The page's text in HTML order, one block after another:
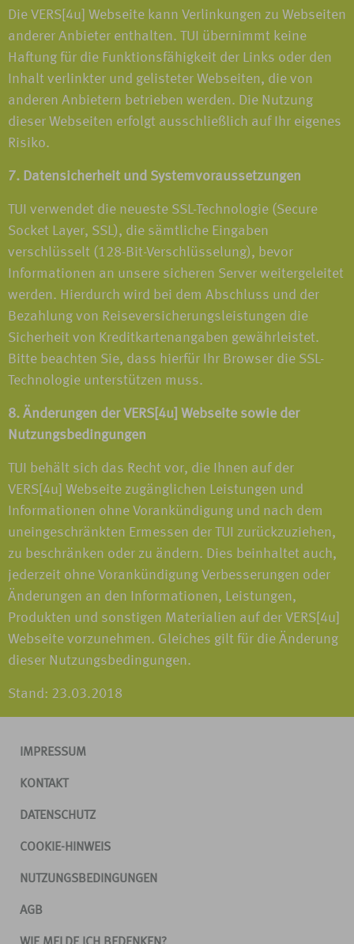
Die VERS[4u] Webseite kann Verlinkungen zu Webseiten
anderer Anbieter enthalten. TUI übernimmt keine
Haftung für die Funktionsfähigkeit der Links oder den
Inhalt verlinkter und gelisteter Webseiten, die von
anderen Anbietern betrieben werden. Die Nutzung
dieser Webseiten erfolgt ausschließlich auf Ihr eigenes
Risiko.
7. Datensicherheit und Systemvoraussetzungen
TUI verwendet die neueste SSL-Technologie (Secure
Socket Layer, SSL), die sämtliche Eingaben
verschlüsselt (128-Bit-Verschlüsselung), bevor
Informationen an unsere sicheren Server weitergeleitet
werden. Hierdurch wird bei dem Abschluss und der
Bezahlung von Reiseversicherungsleistungen die
Sicherheit von Kreditkartenangaben gewährleistet.
Bitte beachten Sie, dass hierfür Ihr Browser die SSL-
Technologie unterstützen muss.
8. Änderungen der VERS[4u] Webseite sowie der
Nutzungsbedingungen
TUI behält sich das Recht vor, die Ihnen auf der
VERS[4u] Webseite zugänglichen Leistungen und
Informationen ohne Vorankündigung und nach dem
uneingeschränkten Ermessen der TUI zurückzuziehen,
zu beschränken oder zu ändern. Dies beinhaltet auch,
jederzeit ohne Vorankündigung Verbesserungen oder
Änderungen an den Informationen, Leistungen,
Produkten und sonstigen Materialien auf der VERS[4u]
Webseite vorzunehmen. Gleiches gilt für die Änderung
dieser Nutzungsbedingungen.
Stand: 23.03.2018
IMPRESSUM
KONTAKT
DATENSCHUTZ
COOKIE-HINWEIS
NUTZUNGSBEDINGUNGEN
AGB